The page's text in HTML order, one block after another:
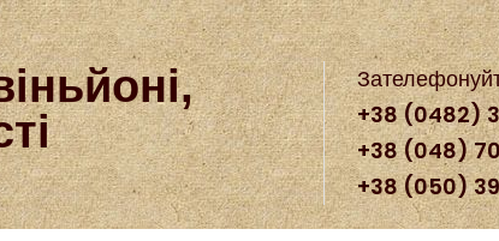
+38 (0482)
+38 (048)
+38 (050)